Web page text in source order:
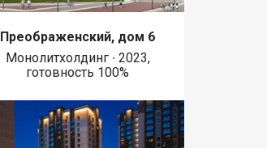
Преображенский, дом 6
Монолитхолдинг ∙ 2023,
готовность 100%